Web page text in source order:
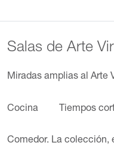
Salas de Arte
Miradas amplias al Arte
Cocina Tiempos
Comedor. La colección,